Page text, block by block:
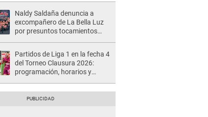
Naldy Saldaña denuncia a
excompañero de La Bella Luz
por presuntos tocamientos
Partidos de Liga 1 en la fecha 4
del Torneo Clausura 2026:
programación, horarios y